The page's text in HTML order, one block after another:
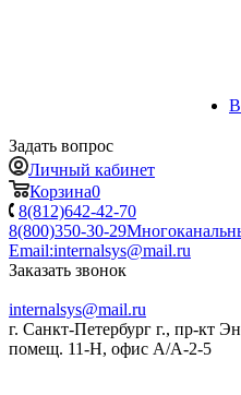
Задать вопрос
Личный кабинет
Корзина0
8(812)642-42-70
8(800)350-30-29
Email:internalsys@mail.ru
Заказать звонок
internalsys@mail.ru
г. Санкт-Петербург г., пр-кт
помещ. 11-Н, офис А/А-2-5